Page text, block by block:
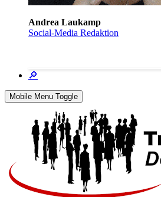
Andrea Laukamp
Social-Media Redaktion
🔎
Mobile Menu Toggle